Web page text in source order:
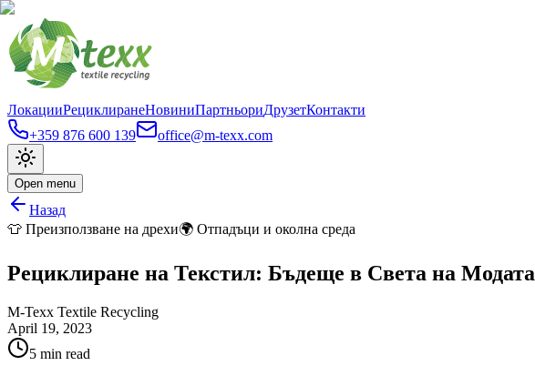
ЛокацииРециклиранеНовиниПартньориДрузетКонтакти
+359 876 600 139
office@m-texx.com
Open menu
Назад
👕 Преизползване на дрехи🌍 Отпадъци и околна среда
Рециклиране на Текстил: Бъдеще в Света на Модата
M-Texx Textile Recycling
April 19, 2023
5 min read